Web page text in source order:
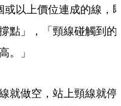
以上價位連成的線，
點」，「頸線碰觸到的
。」
就做空，站上頸線就停